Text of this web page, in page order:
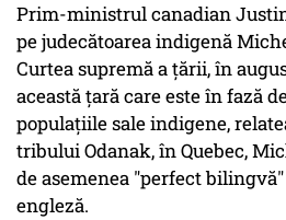
Prim-ministrul canadian
pe judecătoarea indigenă
Curtea supremă a ţării, în
această ţară care este în fază
populaţiile sale indigene,
tribului Odanak, în Quebec,
de asemenea "perfect
engleză.